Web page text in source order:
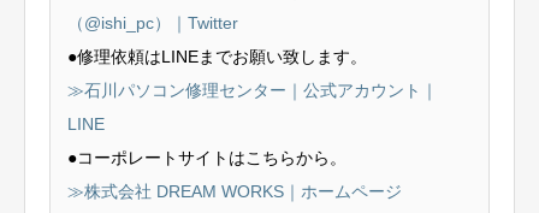
（@ishi_pc）｜Twitter
●修理依頼はLINEまでお願い致します。
≫石川パソコン修理センター｜公式アカウント｜
LINE
●コーポレートサイトはこちらから。
≫株式会社 DREAM WORKS｜ホームページ